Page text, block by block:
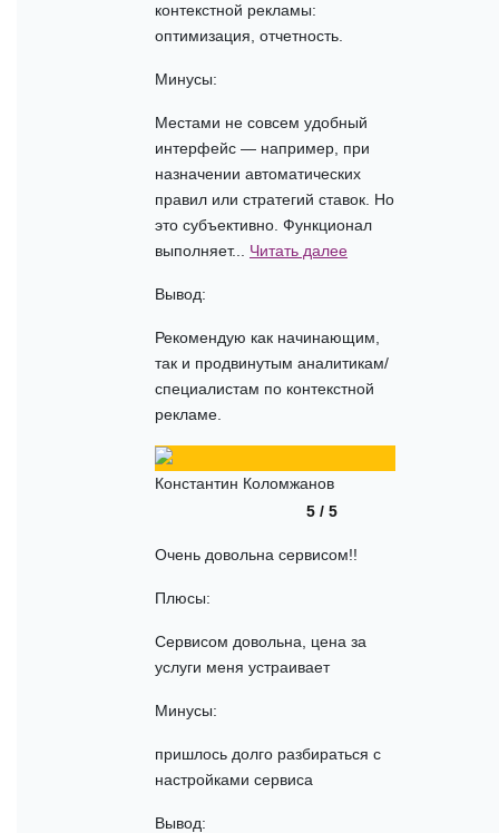
контекстной рекламы:
оптимизация, отчетность.
Минусы:
Местами не совсем удобный
интерфейс — например, при
назначении автоматических
правил или стратегий ставок. Но
это субъективно. Функционал
выполняет... Читать далее
Вывод:
Рекомендую как начинающим,
так и продвинутым аналитикам/
специалистам по контекстной
рекламе.
Константин Коломжанов
5 / 5
Очень довольна сервисом!!
Плюсы:
Сервисом довольна, цена за
услуги меня устраивает
Минусы:
пришлось долго разбираться с
настройками сервиса
Вывод: